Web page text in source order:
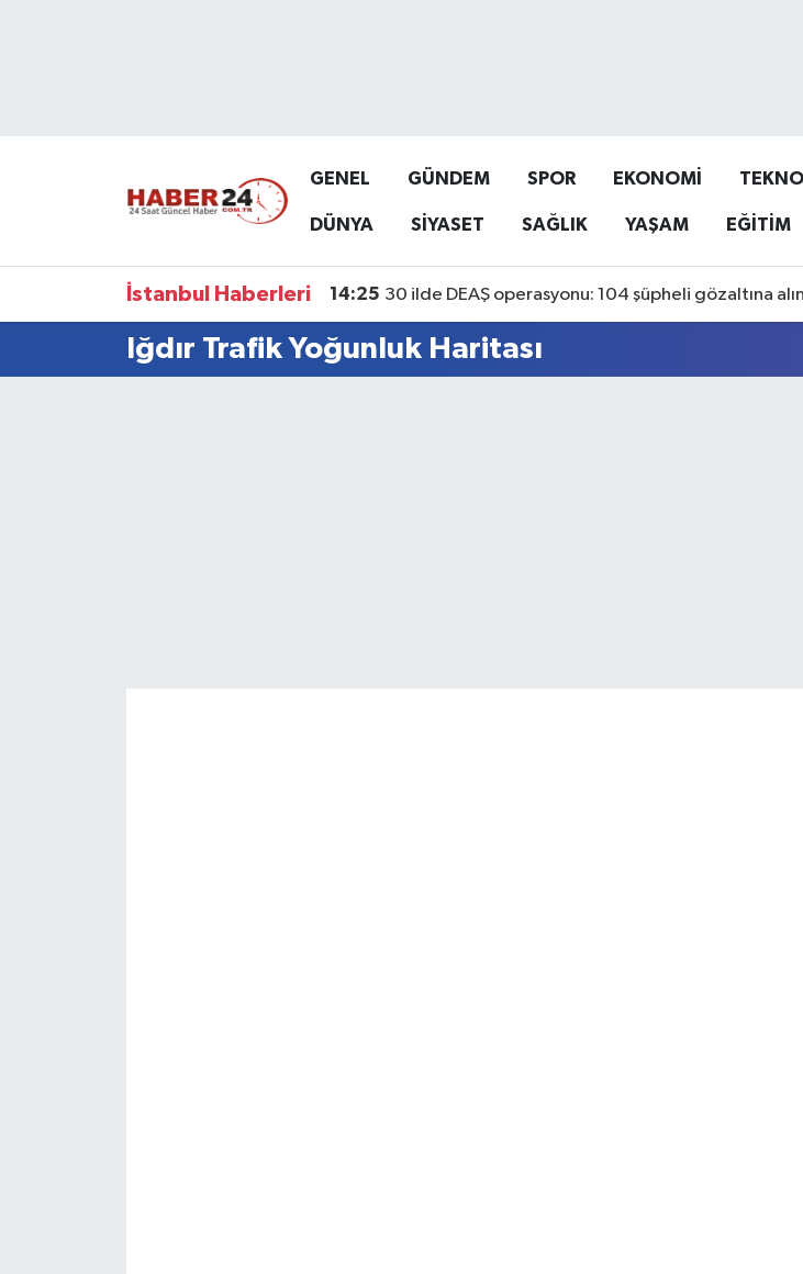
GENEL GÜNDEM SPOR EKONOMİ
DÜNYA SİYASET SAĞLIK YAŞAM EĞİTİM
İstanbul Haberleri 14:25 30 ilde DEAŞ operasyonu: 104 şüpheli gözaltına
Iğdır Trafik Yoğunluk Haritası
Namaz Vakitleri
Süper Lig Puan Durumu ve Fikstür
Tüm Manşetler